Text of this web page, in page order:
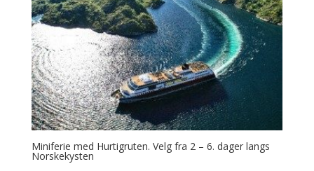
Miniferie med Hurtigruten. Velg fra 2 – 6. dager langs
Norskekysten